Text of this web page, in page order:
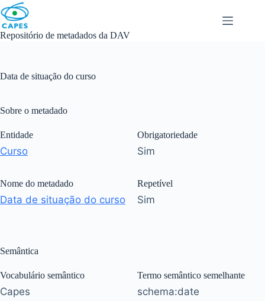
Skip
to
content
Repositório de metadados da DAV
Data de situação do curso
Sobre o metadado
Entidade
Curso
Nome do metadado
Data de situação do curso
Obrigatoriedade
Sim
Repetível
Sim
Semântica
Vocabulário semântico
Capes
Termo semântico semelhante
schema:date